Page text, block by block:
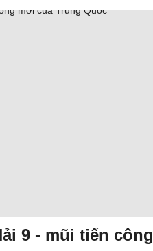
9 - mũi tiến công